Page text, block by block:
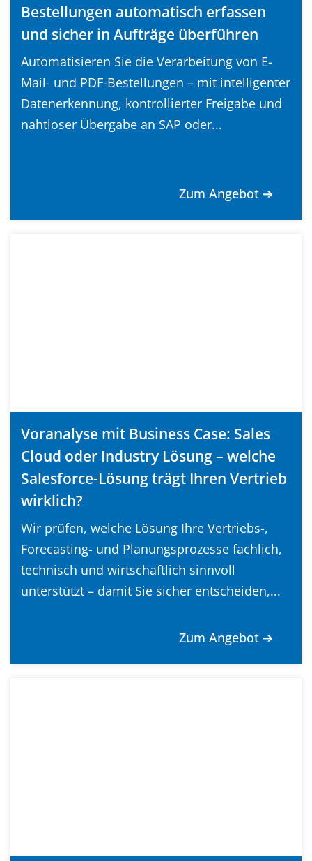
Bestellungen automatisch erfassen
und sicher in Aufträge überführen
Automatisieren Sie die Verarbeitung von E-
Mail- und PDF-Bestellungen – mit intelligenter
Datenerkennung, kontrollierter Freigabe und
nahtloser Übergabe an SAP oder...
Zum Angebot ➔
Voranalyse mit Business Case: Sales
Cloud oder Industry Lösung – welche
Salesforce-Lösung trägt Ihren Vertrieb
wirklich?
Wir prüfen, welche Lösung Ihre Vertriebs-,
Forecasting- und Planungsprozesse fachlich,
technisch und wirtschaftlich sinnvoll
unterstützt – damit Sie sicher entscheiden,...
Zum Angebot ➔